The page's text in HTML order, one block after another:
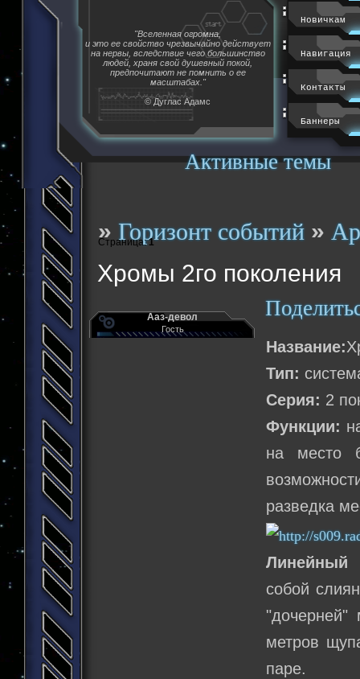
Активные темы
"Вселенная огромна,
и это ее свойство чрезвычайно действует
на нервы, вследствие чего большинство
людей, храня свой душевный покой,
предпочитают не помнить о ее
масштабах."
© Дуглас Адамс
Новичкам
Навигация
Контакты
Баннеры
»Горизонт событий »
Хромы 2го поколения
Страница:1
Ааз-девол
Гость
Название:
Тип:
Серия: 2
Функции:
на место
разведка
Линейный
собой
метров
паре.